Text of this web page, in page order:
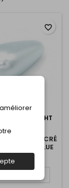
13150011 LIGHT
NACRÉ
LIGHT BLUE
€
favorite_border